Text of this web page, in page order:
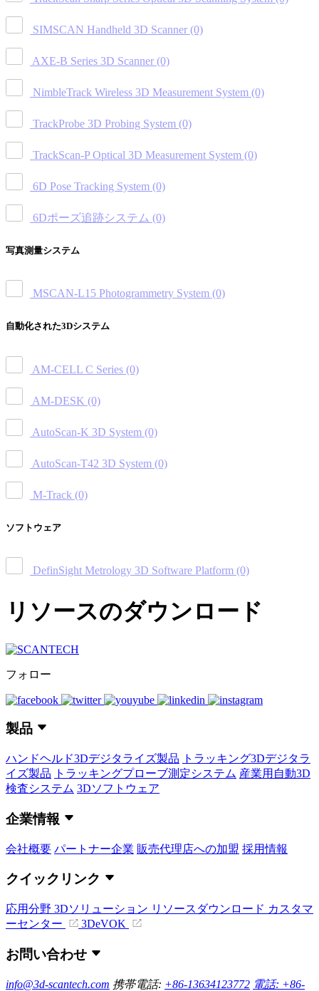
SIMSCAN Handheld 3D Scanner (0)
AXE-B Series 3D Scanner (0)
NimbleTrack Wireless 3D Measurement System (0)
TrackProbe 3D Probing System (0)
TrackScan-P Optical 3D Measurement System (0)
6D Pose Tracking System (0)
6Dポーズ追跡システム (0)
写真測量システム
MSCAN-L15 Photogrammetry System (0)
自動化された3Dシステム
AM-CELL C Series (0)
AM-DESK (0)
AutoScan-K 3D System (0)
AutoScan-T42 3D System (0)
M-Track (0)
ソフトウェア
DefinSight Metrology 3D Software Platform (0)
リソースのダウンロード
フォロー
製品
ハンドヘルド3Dデジタライズ製品
トラッキング3Dデジタラ
イズ製品
トラッキングプローブ測定システム 産業用自動3D
検査システム 3Dソフトウェア
企業情報
会社概要 パートナー企業 販売代理店への加盟 採用情報
クイックリンク
応用分野 3Dソリューション リソースダウンロード カスタマ
ーセンター
3DeVOK
お問い合わせ
info@3d-scantech.com 携帯電話: +86-13634123772 電話: +86-